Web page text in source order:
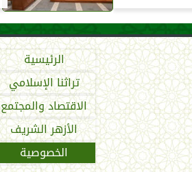
الرئيسية
تراثنا الإسلامي
الاقتصاد والمجتمع
الأزهر الشريف
الخصوصية